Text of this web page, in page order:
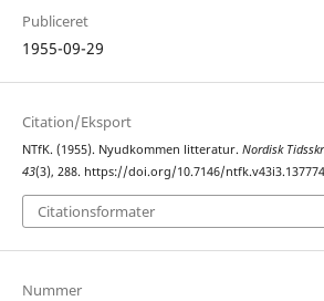
Publiceret
1955-09-29
Citation/Eksport
NTfK. (1955). Nyudkommen litteratur. Nordisk
43(3), 288. https://doi.org/10.7146/ntfk.v43i3.137774
Citationsformater
Nummer